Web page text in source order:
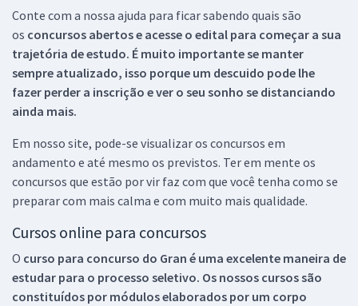
Conte com a nossa ajuda para ficar sabendo quais são
os concursos abertos e acesse o edital para começar a sua
trajetória de estudo. É muito importante se manter
sempre atualizado, isso porque um descuido pode lhe
fazer perder a inscrição e ver o seu sonho se distanciando
ainda mais.
Em nosso site, pode-se visualizar os concursos em
andamento e até mesmo os previstos. Ter em mente os
concursos que estão por vir faz com que você tenha como se
preparar com mais calma e com muito mais qualidade.
Cursos online para concursos
O curso para concurso do Gran é uma excelente maneira de
estudar para o processo seletivo. Os nossos cursos são
constituídos por módulos elaborados por um corpo